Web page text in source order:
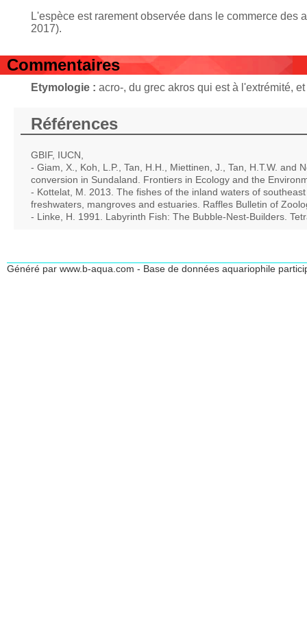
L'espèce est rarement observée dans le commerce des
2017).
Commentaires
Etymologie : acro‑, du grec akros qui est à l'extrémité,
Références
GBIF, IUCN,
- Giam, X., Koh, L.P., Tan, H.H., Miettinen, J., Tan, H.T.W.
conversion in Sundaland. Frontiers in Ecology and the
- Kottelat, M. 2013. The fishes of the inland waters of
freshwaters, mangroves and estuaries. Raffles Bulletin of
- Linke, H. 1991. Labyrinth Fish: The Bubble-Nest-Builders.
Généré par www.b-aqua.com - Base de données aquariophile